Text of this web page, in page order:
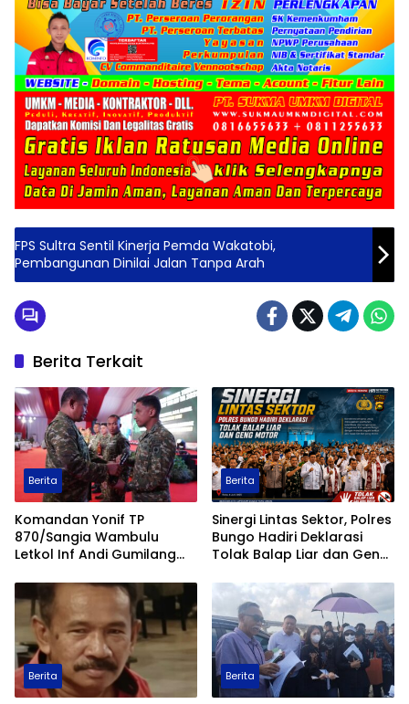
FPS Sultra Sentil Kinerja Pemda Wakatobi,
Pembangunan Dinilai Jalan Tanpa Arah
Berita Terkait
Berita
Komandan Yonif TP
870/Sangia Wambulu
Letkol Inf Andi Gumilang
Renang Militer Tahun 2026
Berita
Sinergi Lintas Sektor, Polres
Bungo Hadiri Deklarasi
Tolak Balap Liar dan Geng
Berita Berita